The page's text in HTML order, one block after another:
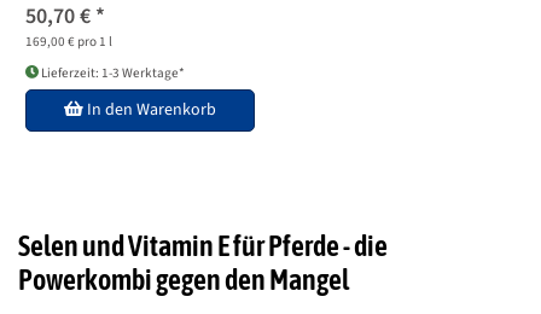
50,70 € *
169,00 € pro 1 l
Lieferzeit: 1-3 Werktage*
In den Warenkorb
Selen und Vitamin E für Pferde - die
Powerkombi gegen den Mangel